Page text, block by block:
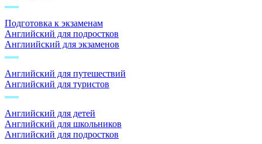
Подготовка к экзаменам
Английский для подростков
Англиийский для экзаменов
Английский для путешествий
Английский для туристов
Английский для детей
Английский для школьников
Английский для подростков